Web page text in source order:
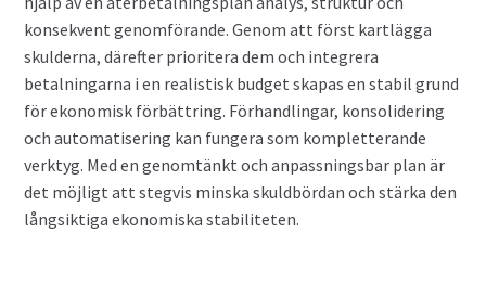
konsekvent genomförande. Genom att först kartlägga
skulderna, därefter prioritera dem och integrera
betalningarna i en realistisk budget skapas en stabil grund
för ekonomisk förbättring. Förhandlingar, konsolidering
och automatisering kan fungera som kompletterande
verktyg. Med en genomtänkt och anpassningsbar plan är
det möjligt att stegvis minska skuldbördan och stärka den
långsiktiga ekonomiska stabiliteten.